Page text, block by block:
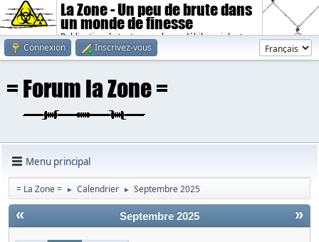
La Zone - Un peu de brute dans
un monde de finesse
Publication de textes sombres, débiles, violents.
Connexion
Inscrivez-vous
Menu principal
= La Zone = ► Calendrier ► Septembre 2025
« »
Septembre 2025